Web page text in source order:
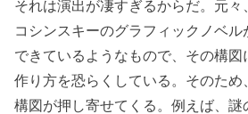
それは演出が凄すぎるからだ。元々
コシンスキーのグラフィックノベ
できているようなもので、その構図
作り方を恐らくしている。そのため
構図が押し寄せてくる。例えば、謎